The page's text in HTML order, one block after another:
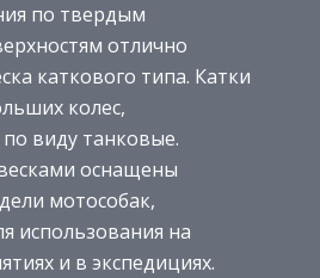
по твердым
отлично
каткового типа. Катки
колес,
виду танковые.
оснащены
мотособак,
использования на
и в экспедициях.